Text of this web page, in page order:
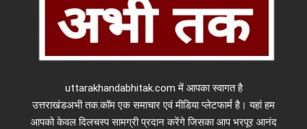
uttarakhandabhitak.com में आपका स्वागत है
उत्तराखंडअभी तक.कॉम एक समाचार एवं मीडिया प्लेटफार्म है। यहां हम
आपको केवल दिलचस्प सामग्री प्रदान करेंगे जिसका आप भरपूर आनंद